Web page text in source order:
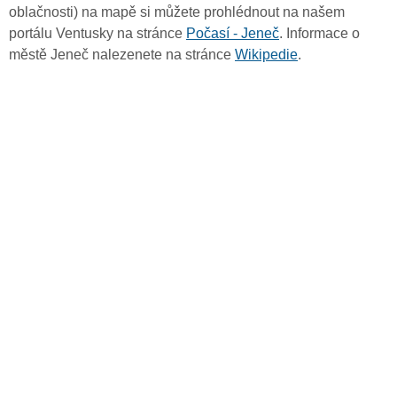
oblačnosti) na mapě si můžete prohlédnout na našem
portálu Ventusky na stránce Počasí - Jeneč. Informace o
městě Jeneč nalezenete na stránce Wikipedie.